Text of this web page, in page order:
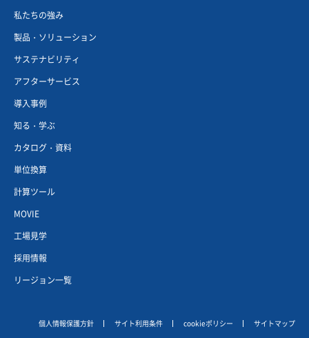
私たちの強み
製品・ソリューション
サステナビリティ
アフターサービス
導入事例
知る・学ぶ
カタログ・資料
単位換算
計算ツール
MOVIE
工場見学
採用情報
リージョン一覧
個人情報保護方針 サイト利用条件 cookieポリシー サイトマップ